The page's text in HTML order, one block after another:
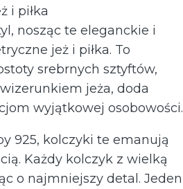
i piłka
nosząc te eleganckie i
jeż i piłka. To
srebrnych sztyftów,
jeża, doda
wyjątkowej osobowości.
925, kolczyki te emanują
Każdy kolczyk z wielką
o najmniejszy detal. Jeden